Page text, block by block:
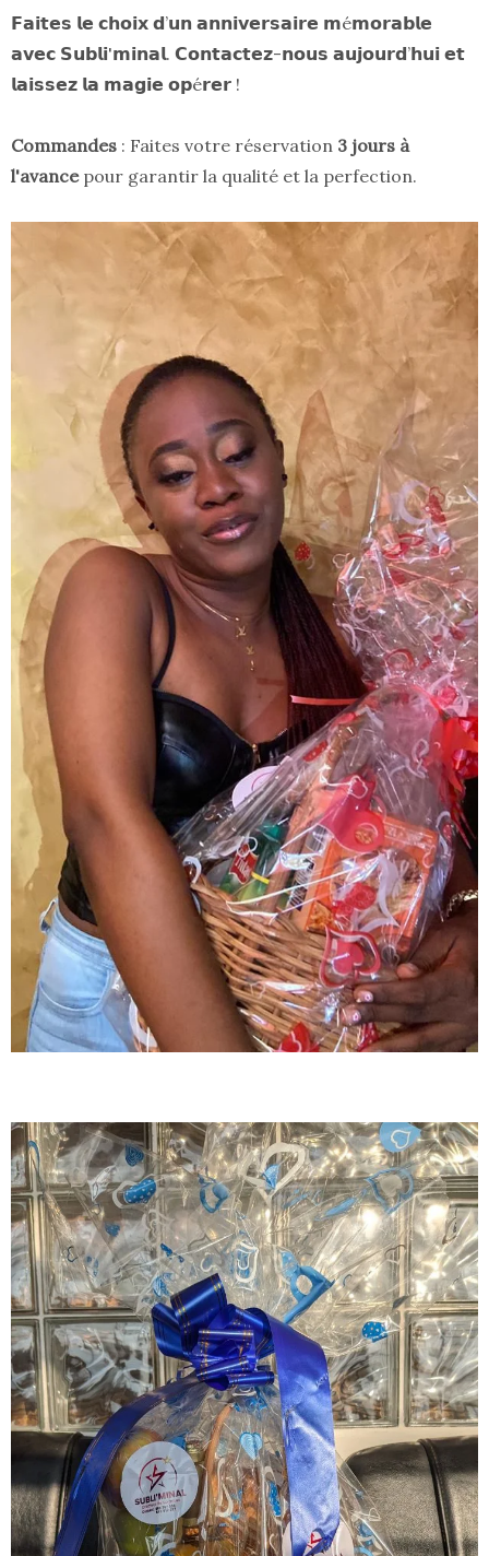
𝗙𝗮𝗶𝘁𝗲𝘀 𝗹𝗲 𝗰𝗵𝗼𝗶𝘅 𝗱’𝘂𝗻 𝗮𝗻𝗻𝗶𝘃𝗲𝗿𝘀𝗮𝗶𝗿𝗲 𝗺é𝗺𝗼𝗿𝗮𝗯𝗹𝗲
𝗮𝘃𝗲𝗰 𝗦𝘂𝗯𝗹𝗶'𝗺𝗶𝗻𝗮𝗹. 𝗖𝗼𝗻𝘁𝗮𝗰𝘁𝗲𝘇-𝗻𝗼𝘂𝘀 𝗮𝘂𝗷𝗼𝘂𝗿𝗱’𝗵𝘂𝗶 𝗲𝘁
𝗹𝗮𝗶𝘀𝘀𝗲𝘇 𝗹𝗮 𝗺𝗮𝗴𝗶𝗲 𝗼𝗽é𝗿𝗲𝗿 !
Commandes : Faites votre réservation 3 jours à
l'avancepour garantir la qualité et la perfection.